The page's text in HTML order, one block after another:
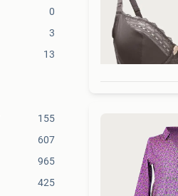
0
3
13
155
607
965
425